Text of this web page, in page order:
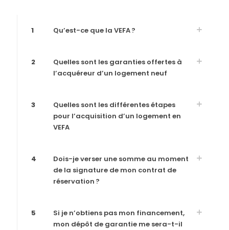
1 Qu’est-ce que la VEFA ?
2
Quelles sont les garanties offertes à
l’acquéreur d’un logement neuf
3
Quelles sont les différentes étapes
pour l’acquisition d’un logement en
VEFA
4
Dois-je verser une somme au moment
de la signature de mon contrat de
réservation ?
5
Si je n’obtiens pas mon financement,
mon dépôt de garantie me sera-t-il